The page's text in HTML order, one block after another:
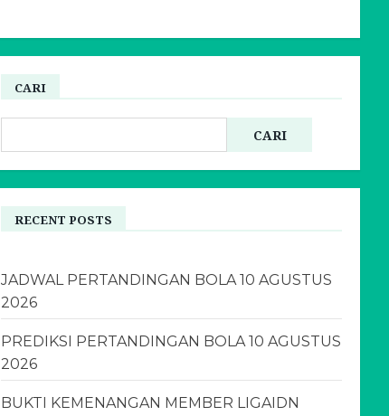
CARI
CARI
RECENT POSTS
JADWAL PERTANDINGAN BOLA 10 AGUSTUS
2026
PREDIKSI PERTANDINGAN BOLA 10 AGUSTUS
2026
BUKTI KEMENANGAN MEMBER LIGAIDN